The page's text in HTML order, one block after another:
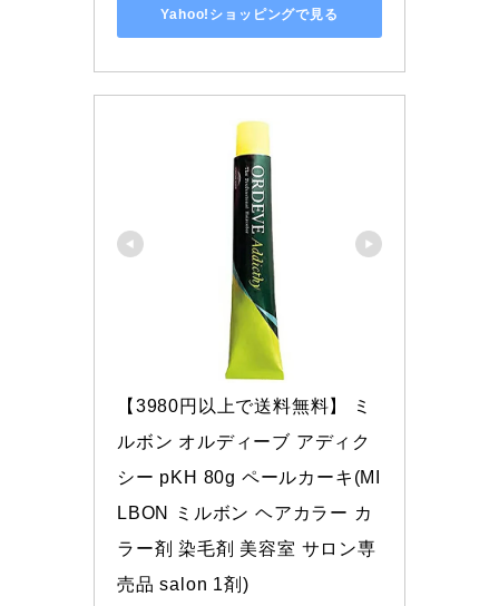
Yahoo!ショッピングで見る
【3980円以上で送料無料】 ミ
ルボン オルディーブ アディク
シー pKH 80g ペールカーキ(MI
LBON ミルボン ヘアカラー カ
ラー剤 染毛剤 美容室 サロン専
売品 salon 1剤)